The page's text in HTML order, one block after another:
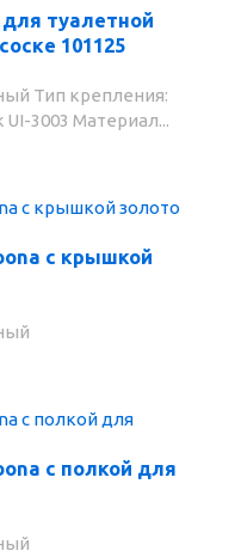
туалетной
101125
Тип крепления:
UI-3003 Материал...
с крышкой
с полкой для